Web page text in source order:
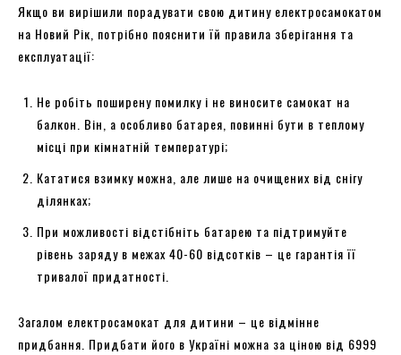
Якщо ви вирішили порадувати свою дитину електросамокатом
на Новий Рік, потрібно пояснити їй правила зберігання та
експлуатації:
Не робіть поширену помилку і не виносите самокат на
балкон. Він, а особливо батарея, повинні бути в теплому
місці при кімнатній температурі;
Кататися взимку можна, але лише на очищених від снігу
ділянках;
При можливості відстібніть батарею та підтримуйте
рівень заряду в межах 40-60 відсотків – це гарантія її
тривалої придатності.
Загалом електросамокат для дитини – це відмінне
придбання. Придбати його в Україні можна за ціною від 6999